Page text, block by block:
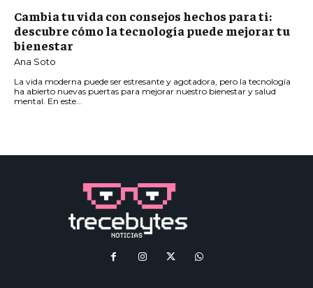
Cambia tu vida con consejos hechos para ti:
descubre cómo la tecnología puede mejorar tu
bienestar
Ana Soto
La vida moderna puede ser estresante y agotadora, pero la tecnología
ha abierto nuevas puertas para mejorar nuestro bienestar y salud
mental. En este...